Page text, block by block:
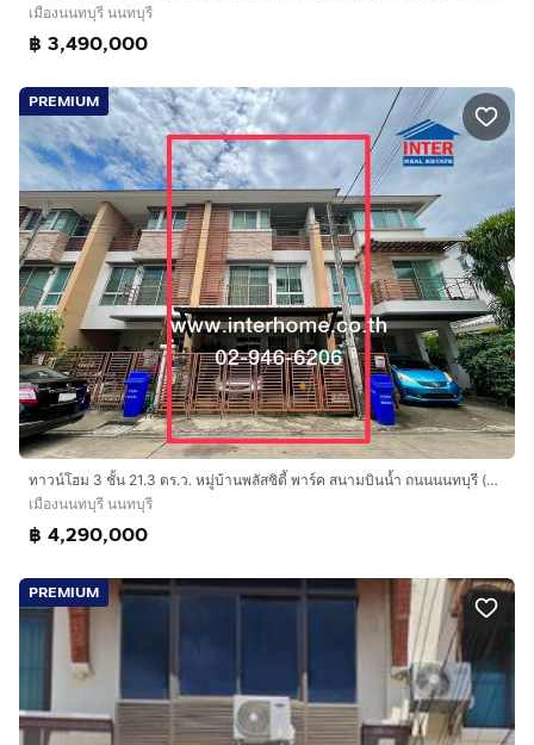
เมืองนนทบุรี นนทบุรี
฿ 3,490,000
PREMIUM
ทาวน์โฮม 3 ชั้น 21.3 ตร.ว. หมู่บ้านพลัสซิตี้ พาร์ค สนามบินน้ำ ถนนนนทบุรี (สนามบินน้ำ) ถนนเลี่ยงเมืองนนทบุรี เมืองนนทบุรี นนทบุรี
เมืองนนทบุรี นนทบุรี
฿ 4,290,000
PREMIUM